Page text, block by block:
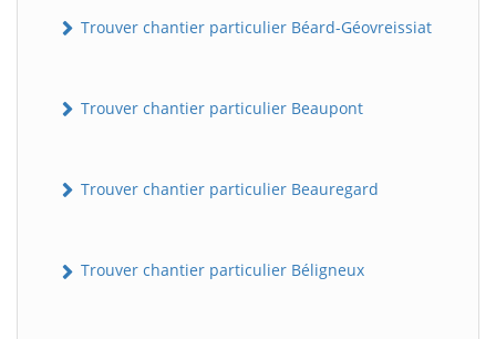
Trouver chantier particulier Béard-Géovreissiat
Trouver chantier particulier Beaupont
Trouver chantier particulier Beauregard
Trouver chantier particulier Béligneux